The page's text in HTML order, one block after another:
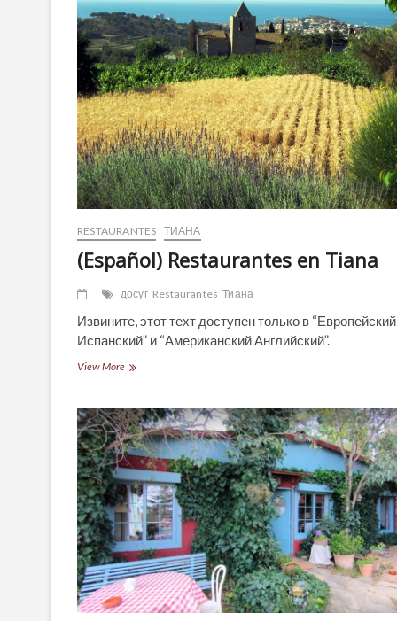
RESTAURANTES ТИАНА
(Español) Restaurantes en Tiana
досуг Restaurantes Тиана
Извините, этот техт доступен только в “Европейский
Испанский” и “Американский Английский”.
View More(Español)
Tiana